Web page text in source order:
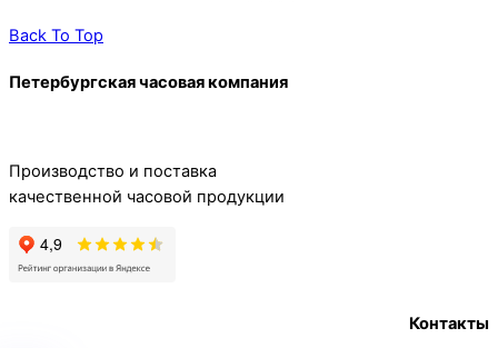
Back To Top
Петербургская часовая компания
Производство и поставка
качественной часовой продукции
Контакты